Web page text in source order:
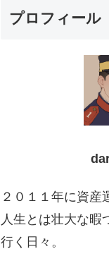
プロフィール
２０１１年に資産
人生とは壮大な暇
行く日々。